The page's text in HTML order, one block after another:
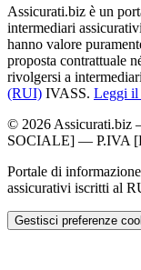
Assicurati.biz è un
intermediari
hanno valore
proposta contrattuale
rivolgersi a
(RUI) IVASS. Leggi il
© 2026 Assicurati.biz
SOCIALE] — P.IVA
Portale di
assicurativi iscritti al
Gestisci preferenze